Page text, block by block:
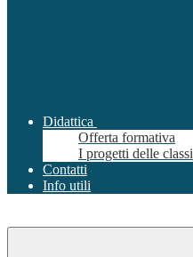
Didattica
Offerta formativa
I progetti delle classi
Contatti
Info utili